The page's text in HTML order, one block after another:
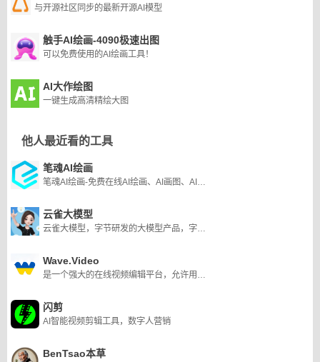
与开源社区同步的最新开源AI模型
触手AI绘画-4090极速出图
可以免费使用的AI绘画工具！
AI大作绘图
一键生成高清精绘大图
他人最近看的工具
笔魂AI绘画
笔魂AI绘画-免费在线AI绘画、AI画图、AI设计工具软件
云雀大模型
云雀大模型，字节研发的大模型产品，字节的云雀大模型是首批上线的8家大模型之一。
Wave.Video
是一个强大的在线视频编辑平台，允许用户使用广泛的工具创建和定制视频。它包括一个视频编辑器，允许用户调整和修剪视频，组合剪辑，改变布局，添加文本动画，贴纸，过渡等等。它还具有可定制的直播工作室，允许用户同时向多个频道直播或播放预先录制的视频。此外,波。Video提供了一个免费的缩略图生成器来创建引人注目的缩略图，一个安全稳定的视频托管解决方案，一个可靠的视频录制工具，以及一个广泛的内置库的库存视频，图像和音频轨道。
闪剪
AI智能视频剪辑工具，数字人营销
BenTsao本草